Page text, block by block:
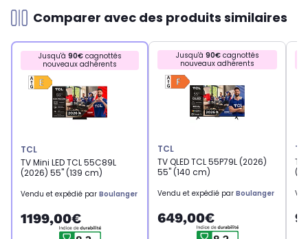
Comparer avec des produits similaires
Jusqu'à 90€cagnottés
nouveaux adhérents
TCL
TV Mini LED TCL 55C89L
(2026) 55" (139 cm)
Vendu et expédié par Boulanger
1199,00€
Jusqu'à 90€cagnottés
nouveaux adhérents
TCL
TV QLED TCL 55P79L (2026)
55" (140 cm)
Vendu et expédié par Boulanger
649,00€
TV